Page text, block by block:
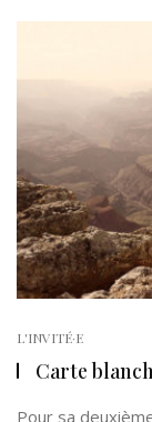
L'INVITÉ·E
Carte
Pour sa